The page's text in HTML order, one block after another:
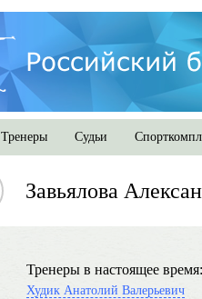
Тренеры Судьи
Завьялова
Тренеры в настоящее время:
Худик Анатолий Валерьевич